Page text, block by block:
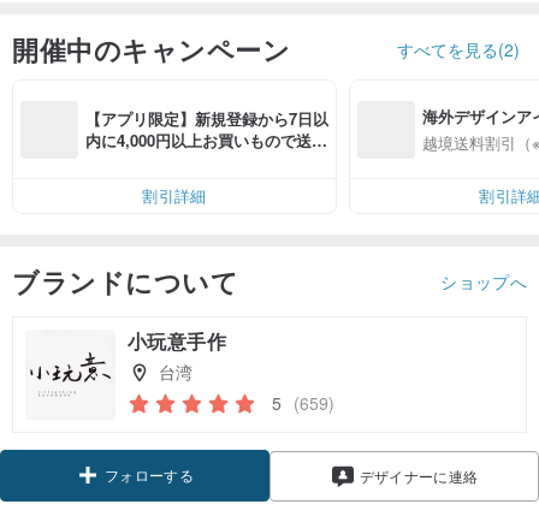
開催中のキャンペーン すべてを見る(2)
【アプリ限定】新規登録から7日以
内に4,000円以上お買いもので送料
割引詳細
海外デザインア
入
越境送料割引（
割引詳
ブランドについて ショップへ
小玩意手作
台湾
5 (659)
フォローする デザイナーに連絡